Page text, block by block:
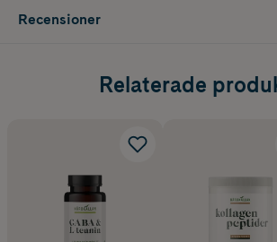
Recensioner
Relaterade